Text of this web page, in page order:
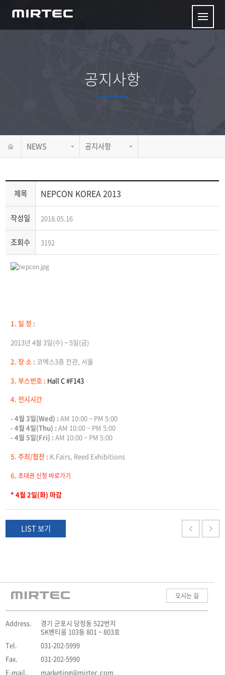
공지사항
NEWS 공지사항
제목 NEPCON KOREA 2013
작성일 2018.05.16
조회수 3192
1. 일 정 :
2013년 4월 3일(수) ~ 5일(금)
2. 장 소 : 코엑스3층 전관, 서울
3. 부스번호 : Hall C #F143
4. 전시시간
- 4월 3일(Wed) : AM 10:00 ~ PM 5:00
- 4월 4일(Thu) : AM 10:00 ~ PM 5:00
- 4월 5일(Fri) : AM 10:00 ~ PM 5:00
5. 주최/협찬 : K.Fairs, Reed Exhibitions
6.초대권 신청 바로가기
* 4월 2일(화) 마감
LIST 보기
오시는 길
Address.
경기 군포시 당정동 522번지
SK벤티움 103동 801 ~ 803호
Tel.
031-202-5999
Fax.
031-202-5990
E-mail.
marketing@mirtec.com